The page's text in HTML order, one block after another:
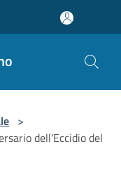
>
dell'Eccidio del